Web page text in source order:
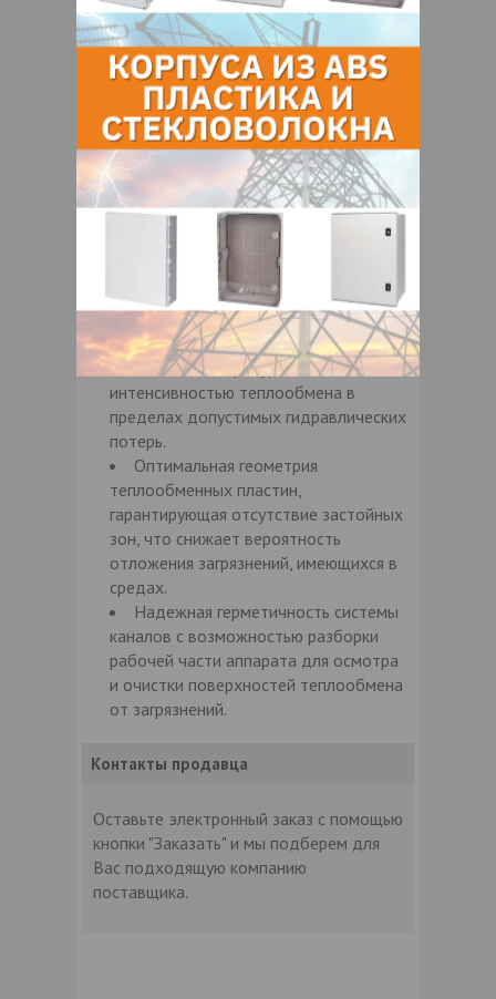
Адаптация теплообменных
аппаратов под тяжелые условия
эксплуатации при низком качестве
теплоносителя.
Постоянное наличие всех
комплектующих, нет зависимости от
импорта.
Срок изготовления в среднем 5-7
рабочих дней.
Возможность расширенной
гарантии.
Обеспечение передачи требуемого
количества тепла от одной среды к
другой с получением необходимых
конечных температур с максимальной
интенсивностью теплообмена в
пределах допустимых гидравлических
потерь.
Оптимальная геометрия
теплообменных пластин,
гарантирующая отсутствие застойных
зон, что снижает вероятность
отложения загрязнений, имеющихся в
средах.
Надежная герметичность системы
каналов с возможностью разборки
рабочей части аппарата для осмотра
и очистки поверхностей теплообмена
от загрязнений.
Контакты продавца
Оставьте электронный заказ с помощью
кнопки "Заказать" и мы подберем для
Вас подходящую компанию
поставщика.